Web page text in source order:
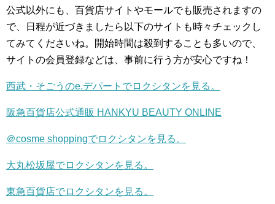
公式以外にも、百貨店サイトやモールでも販売されますの
で、日程が近づきましたら以下のサイトも時々チェックし
てみてくださいね。開始時間は殺到することも多いので、
サイトの会員登録などは、事前に行う方が安心ですね！
西武・そごうのe.デパートでロクシタンを見る。
阪急百貨店公式通販 HANKYU BEAUTY ONLINE
＠cosme shoppingでロクシタンを見る。
大丸松坂屋でロクシタンを見る。
東急百貨店でロクシタンを見る。